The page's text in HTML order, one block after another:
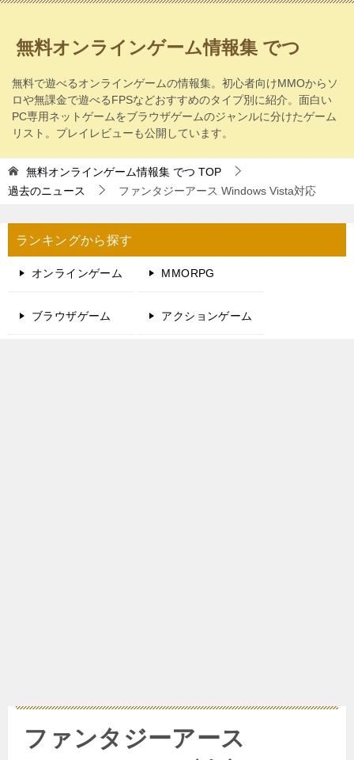
無料オンラインゲーム情報集 でつ
無料で遊べるオンラインゲームの情報集。初心者向けMMOからソ
ロや無課金で遊べるFPSなどおすすめのタイプ別に紹介。面白い
PC専用ネットゲームをブラウザゲームのジャンルに分けたゲーム
リスト。プレイレビューも公開しています。
無料オンラインゲーム情報集 でつ TOP
過去のニュース
ファンタジーアース Windows Vista対応
ランキングから探す
オンラインゲーム MMORPG
ブラウザゲーム アクションゲーム
ファンタジーアース